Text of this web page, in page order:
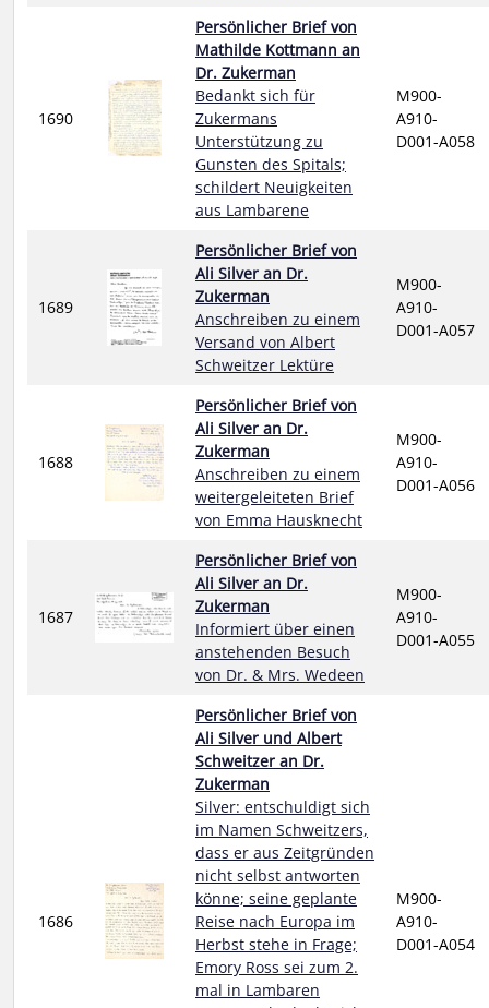
1690
Persönlicher Brief von
Mathilde Kottmann an
Dr. Zukerman
Bedankt sich für
Zukermans
Unterstützung zu
Gunsten des Spitals;
schildert Neuigkeiten
aus Lambarene
M900-
A910-
D001-A058
1689
Persönlicher Brief von
Ali Silver an Dr.
Zukerman
Anschreiben zu einem
Versand von Albert
Schweitzer Lektüre
M900-
A910-
D001-A057
1688
Persönlicher Brief von
Ali Silver an Dr.
Zukerman
Anschreiben zu einem
weitergeleiteten Brief
von Emma Hausknecht
M900-
A910-
D001-A056
1687
Persönlicher Brief von
Ali Silver an Dr.
Zukerman
Informiert über einen
anstehenden Besuch
von Dr. & Mrs. Wedeen
M900-
A910-
D001-A055
1686
Persönlicher Brief von
Ali Silver und Albert
Schweitzer an Dr.
Zukerman
Silver: entschuldigt sich
im Namen Schweitzers,
dass er aus Zeitgründen
nicht selbst antworten
könne; seine geplante
Reise nach Europa im
Herbst stehe in Frage;
Emory Ross sei zum 2.
mal in Lambaren
M900-
A910-
D001-A054